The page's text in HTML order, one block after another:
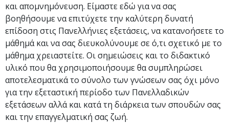
και απομνημόνευση. Είμαστε εδώ για να σας
βοηθήσουμε να επιτύχετε την καλύτερη δυνατή
επίδοση στις Πανελλήνιες εξετάσεις, να κατανοήσετε το
μάθημά και να σας διευκολύνουμε σε ό,τι σχετικό με το
μάθημα χρειαστείτε. Οι σημειώσεις και το διδακτικό
υλικό που θα χρησιμοποιήσουμε θα συμπληρώσει
αποτελεσματικά το σύνολο των γνώσεων σας όχι μόνο
για την εξεταστική περίοδο των Πανελλαδικών
εξετάσεων αλλά και κατά τη διάρκεια των σπουδών σας
και την επαγγελματική σας ζωή.